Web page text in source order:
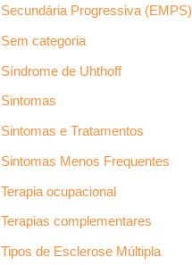
Secundária Progressiva (EMPS)
Sem categoria
Síndrome de Uhthoff
Sintomas
Sintomas e Tratamentos
Sintomas Menos Frequentes
Terapia ocupacional
Terapias complementares
Tipos de Esclerose Múltipla